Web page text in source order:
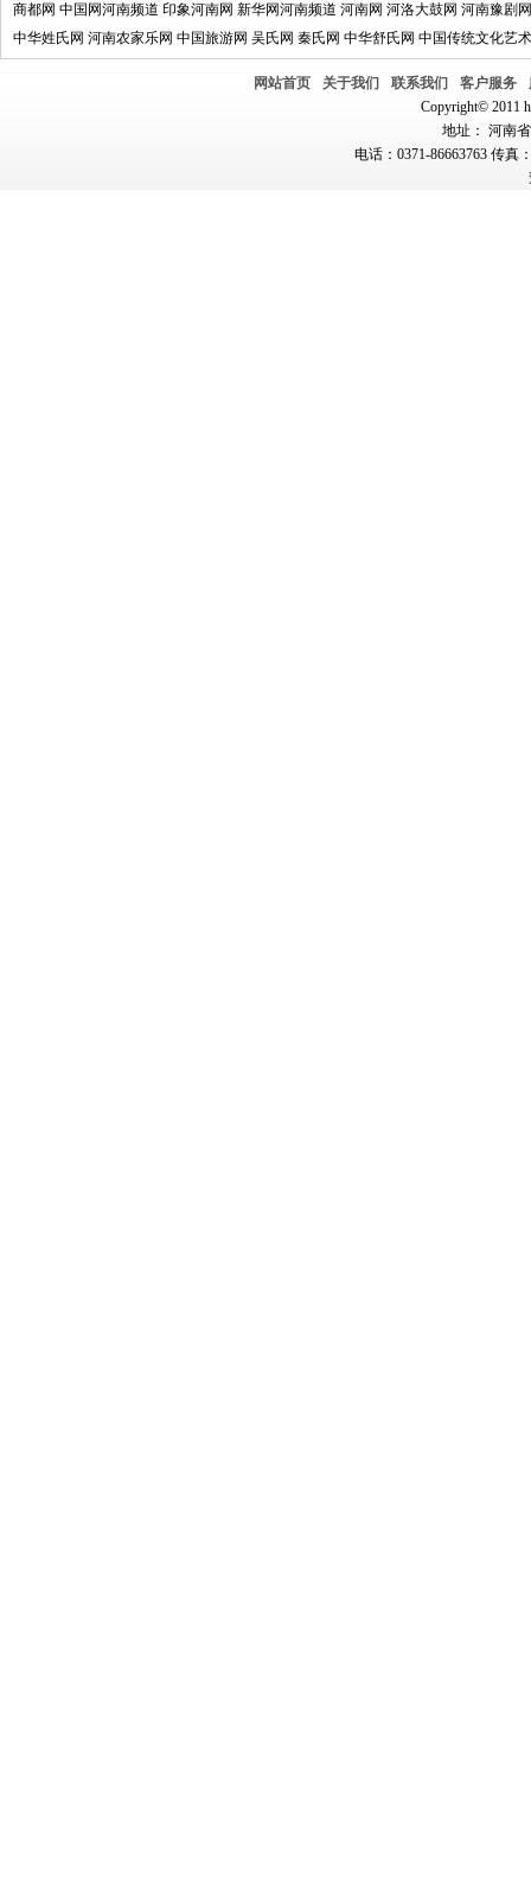
商都网 中国网河南频道 印象河南网 新华网河南频道 河南网 河洛大鼓网 河南豫剧网
中华姓氏网 河南农家乐网 中国旅游网 吴氏网 秦氏网 中华舒氏网 中国传统文化艺
网站首页 关于我们 联系我们 客户服务
Copyright© 2011
地址： 河南
电话：0371-86663763 传真